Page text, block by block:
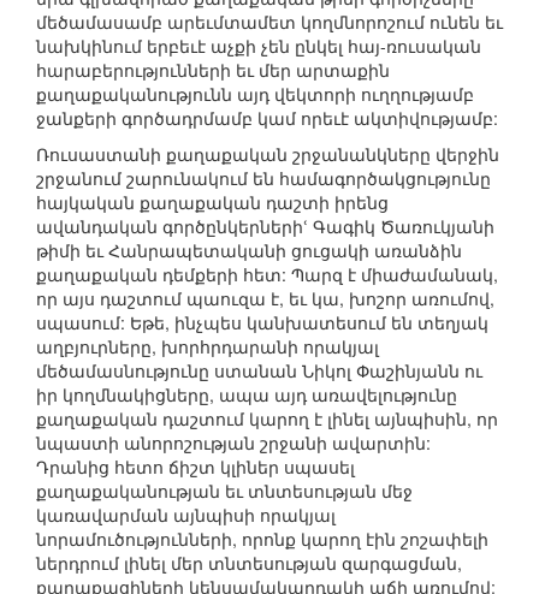
մեծամասամբ արեւմտամետ կողմնորոշում ունեն եւ
նախկինում երբեւէ աչքի չեն ընկել հայ-ռուսական
հարաբերությունների եւ մեր արտաքին
քաղաքականությունն այդ վեկտորի ուղղությամբ
ջանքերի գործադրմամբ կամ որեւէ ակտիվությամբ:
Ռուսաստանի քաղաքական շրջանանկները վերջին
շրջանում շարունակում են համագործակցությունը
հայկական քաղաքական դաշտի իրենց
ավանդական գործընկերներիՙ Գագիկ Ծառուկյանի
թիմի եւ Հանրապետականի ցուցակի առանձին
քաղաքական դեմքերի հետ: Պարզ է միաժամանակ,
որ այս դաշտում պաուզա է, եւ կա, խոշոր առումով,
սպասում: Եթե, ինչպես կանխատեսում են տեղյակ
աղբյուրները, խորհրդարանի որակյալ
մեծամասնությունը ստանան Նիկոլ Փաշինյանն ու
իր կողմնակիցները, ապա այդ առավելությունը
քաղաքական դաշտում կարող է լինել այնպիսին, որ
նպաստի անորոշության շրջանի ավարտին:
Դրանից հետո ճիշտ կլիներ սպասել
քաղաքականության եւ տնտեսության մեջ
կառավարման այնպիսի որակյալ
նորամուծությունների, որոնք կարող էին շոշափելի
ներդրում լինել մեր տնտեսության զարգացման,
քաղաքացիների կենսամակարդակի աճի առումով: